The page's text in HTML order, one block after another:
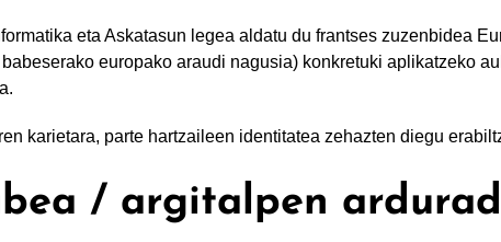
eta Askatasun legea aldatu du frantses zuzenbidea
europako araudi nagusia) konkretuki aplikatzeko
karietara, parte hartzaileen identitatea zehazten diegu
/ argitalpen